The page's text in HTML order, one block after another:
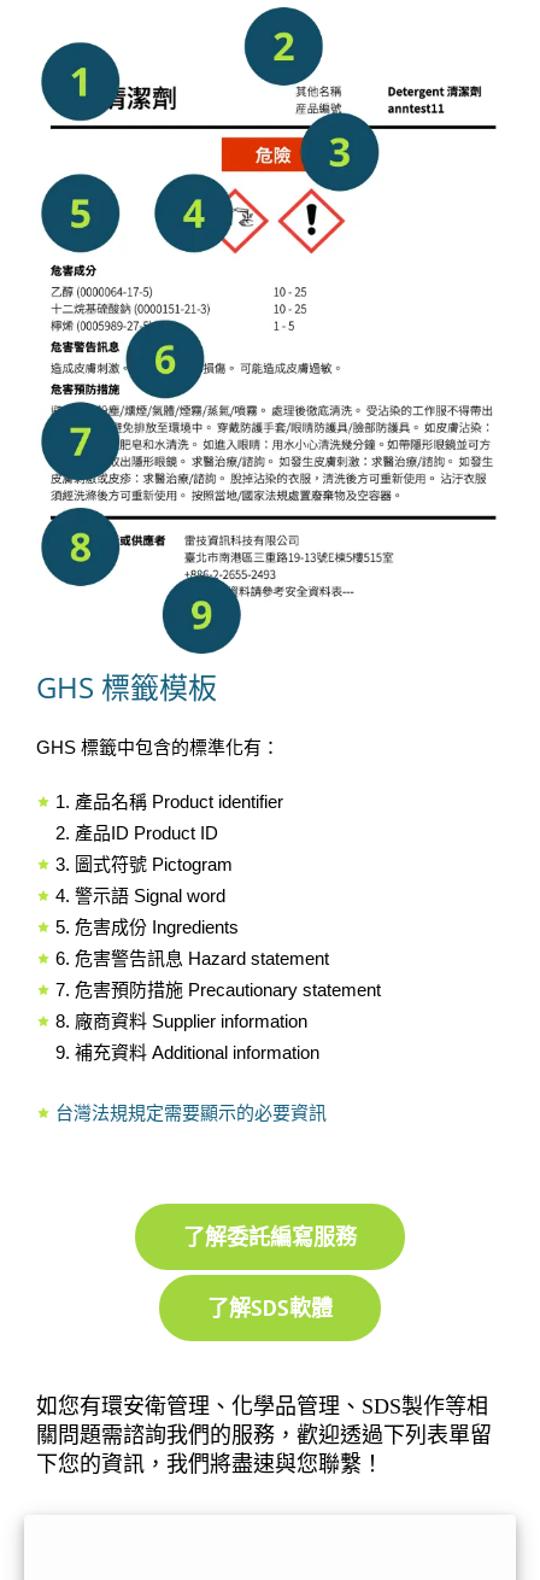
GHS 標籤模板
GHS 標籤中包含的標準化有：
1. 產品名稱 Product identifier
2. 產品ID Product ID
3. 圖式符號 Pictogram
4. 警示語 Signal word
5. 危害成份 Ingredients
6. 危害警告訊息 Hazard statement
7. 危害預防措施 Precautionary statement
8. 廠商資料 Supplier information
9. 補充資料 Additional information
台灣法規規定需要顯示的必要資訊
了解委託編寫服務
了解SDS軟體
如您有環安衛管理、化學品管理、SDS製作等相
關問題需諮詢我們的服務，歡迎透過下列表單留
下您的資訊，我們將盡速與您聯繫！